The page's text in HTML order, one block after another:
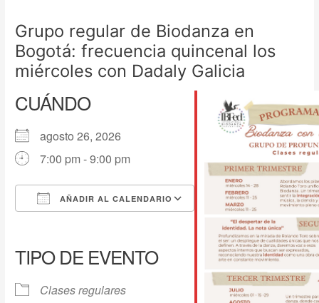
Grupo regular de Biodanza en
Bogotá: frecuencia quincenal los
miércoles con Dadaly Galicia
CUÁNDO
agosto 26, 2026
7:00 pm - 9:00 pm
AÑADIR AL CALENDARIO
Outlook Live
TIPO DE EVENTO
Clases regulares